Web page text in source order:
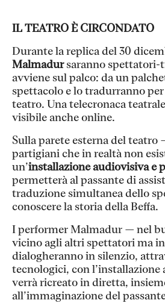
IL TEATRO È CIRCONDATO
Durante la replica del 30
Malmadursaranno spettatori-
avviene sul palco: da un
spettacolo e lo tradurranno
teatro. Una telecronaca
visibile anche online.
Sulla parete esterna del teatro
partigiani che in realtà non
un’installazione audiovisiva e
permetterà al passante di
traduzione simultanea dello
conoscere la storia della Beffa.
I performer Malmadur — nel
vicino agli altri spettatori ma
dialogheranno in silenzio,
tecnologici, con l’installazione
verrà ricreato in diretta,
all’immaginazione del